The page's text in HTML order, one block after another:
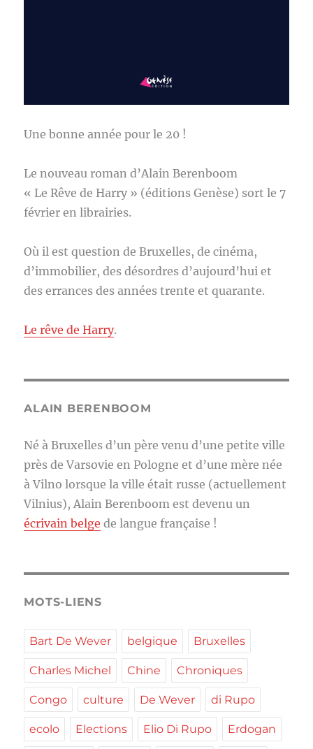
Une bonne année pour le 20 !
Le nouveau roman d’Alain Berenboom
« Le Rêve de Harry » (éditions Genèse) sort le 7
février en librairies.
Où il est question de Bruxelles, de cinéma,
d’immobilier, des désordres d’aujourd’hui et
des errances des années trente et quarante.
Le rêve de Harry.
ALAIN BERENBOOM
Né à Bruxelles d’un père venu d’une petite ville
près de Varsovie en Pologne et d’une mère née
à Vilno lorsque la ville était russe (actuellement
Vilnius), Alain Berenboom est devenu un
écrivain belge de langue française !
MOTS-LIENS
Bart De Wever belgique Bruxelles
Charles Michel Chine Chroniques
Congo culture De Wever di Rupo
ecolo Elections Elio Di Rupo Erdogan